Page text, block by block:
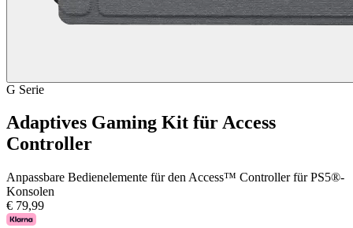
G Serie
Adaptives Gaming Kit für Access
Controller
Anpassbare Bedienelemente für den Access™ Controller für PS5®-
Konsolen
€ 79,99